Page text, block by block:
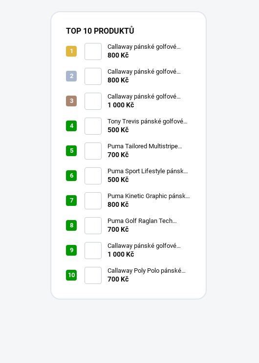
TOP 10 PRODUKTŮ
Callaway pánské golfové
kraťasy bílé s kostkami 32
800 Kč
Callaway pánské golfové
kraťasy s kostkami tmavě
800 Kč
Callaway pánské golfové
tričko aguarius L
1 000 Kč
Tony Trevis pánské golfové
tričko zelené L
500 Kč
Puma Tailored Multistripe
pánské golfové tričko tmavě
700 Kč
Puma Sport Lifestyle pánské
golfové tričko fialové S
500 Kč
Puma Kinetic Graphic pánské
golfové tričko fialové M
800 Kč
Puma Golf Raglan Tech
pánské golfové tričko bílé L
700 Kč
Callaway pánské golfové
tričko Mini Textured Prin
1 000 Kč
Callaway Poly Polo pánské
700 Kč